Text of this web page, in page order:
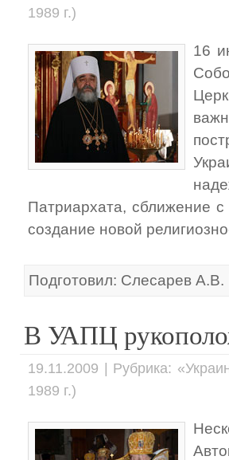
1989 г.)
16
Патриархата, сближение
создание новой
Подготовил: Слесарев
В УАПЦ
19.11.2009 | Рубрика:
1989 г.)